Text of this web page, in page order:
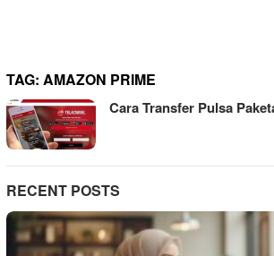
TAG: AMAZON PRIME
Cara Transfer Pulsa
RECENT POSTS